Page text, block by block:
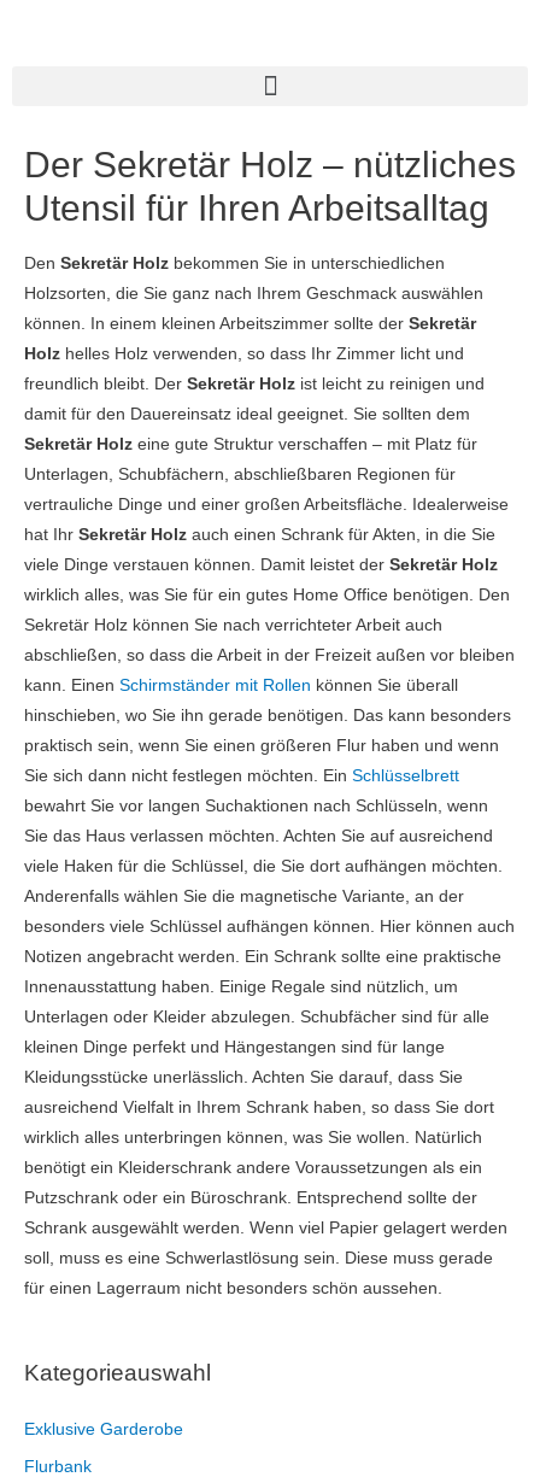
Kategorieauswahl
Exklusive Garderobe
Flurbank
Der Sekretär Holz – nützliches
Utensil für Ihren Arbeitsalltag
Den Sekretär Holz bekommen Sie in unterschiedlichen
Holzsorten, die Sie ganz nach Ihrem Geschmack auswählen
können. In einem kleinen Arbeitszimmer sollte der Sekretär
Holz helles Holz verwenden, so dass Ihr Zimmer licht und
freundlich bleibt. Der Sekretär Holz ist leicht zu reinigen und
damit für den Dauereinsatz ideal geeignet. Sie sollten dem
Sekretär Holz eine gute Struktur verschaffen – mit Platz für
Unterlagen, Schubfächern, abschließbaren Regionen für
vertrauliche Dinge und einer großen Arbeitsfläche. Idealerweise
hat Ihr Sekretär Holz auch einen Schrank für Akten, in die Sie
viele Dinge verstauen können. Damit leistet der Sekretär Holz
wirklich alles, was Sie für ein gutes Home Office benötigen. Den
Sekretär Holz können Sie nach verrichteter Arbeit auch
abschließen, so dass die Arbeit in der Freizeit außen vor bleiben
kann. Einen Schirmständer mit Rollen können Sie überall
hinschieben, wo Sie ihn gerade benötigen. Das kann besonders
praktisch sein, wenn Sie einen größeren Flur haben und wenn
Sie sich dann nicht festlegen möchten. Ein Schlüsselbrett
bewahrt Sie vor langen Suchaktionen nach Schlüsseln, wenn
Sie das Haus verlassen möchten. Achten Sie auf ausreichend
viele Haken für die Schlüssel, die Sie dort aufhängen möchten.
Anderenfalls wählen Sie die magnetische Variante, an der
besonders viele Schlüssel aufhängen können. Hier können auch
Notizen angebracht werden. Ein Schrank sollte eine praktische
Innenausstattung haben. Einige Regale sind nützlich, um
Unterlagen oder Kleider abzulegen. Schubfächer sind für alle
kleinen Dinge perfekt und Hängestangen sind für lange
Kleidungsstücke unerlässlich. Achten Sie darauf, dass Sie
ausreichend Vielfalt in Ihrem Schrank haben, so dass Sie dort
wirklich alles unterbringen können, was Sie wollen. Natürlich
benötigt ein Kleiderschrank andere Voraussetzungen als ein
Putzschrank oder ein Büroschrank. Entsprechend sollte der
Schrank ausgewählt werden. Wenn viel Papier gelagert werden
soll, muss es eine Schwerlastlösung sein. Diese muss gerade
für einen Lagerraum nicht besonders schön aussehen.